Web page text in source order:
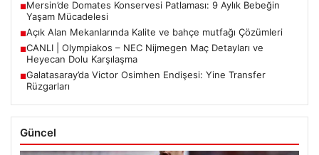
■Mersin’de Domates Konservesi Patlaması: 9 Aylık Bebeğin
Yaşam Mücadelesi
■Açık Alan Mekanlarında Kalite ve bahçe mutfağı Çözümleri
■CANLI | Olympiakos – NEC Nijmegen Maç Detayları ve
Heyecan Dolu Karşılaşma
■Galatasaray’da Victor Osimhen Endişesi: Yine Transfer
Rüzgarları
Güncel